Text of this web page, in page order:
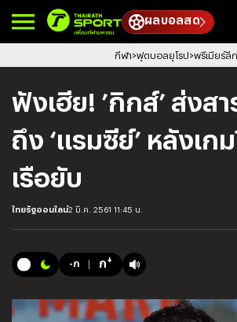
ผลบอลสด
กีฬา ฟุตบอลยุโรป พรีเมียร์ลีก
ฟังเฮีย! ’กิกส์’ ส่งส
ถึง ‘แรมซีย์’ หลังเก
เรือยับ
ไทยรัฐออนไลน์2 มี.ค. 2561 11:45 น.
-ก ก+